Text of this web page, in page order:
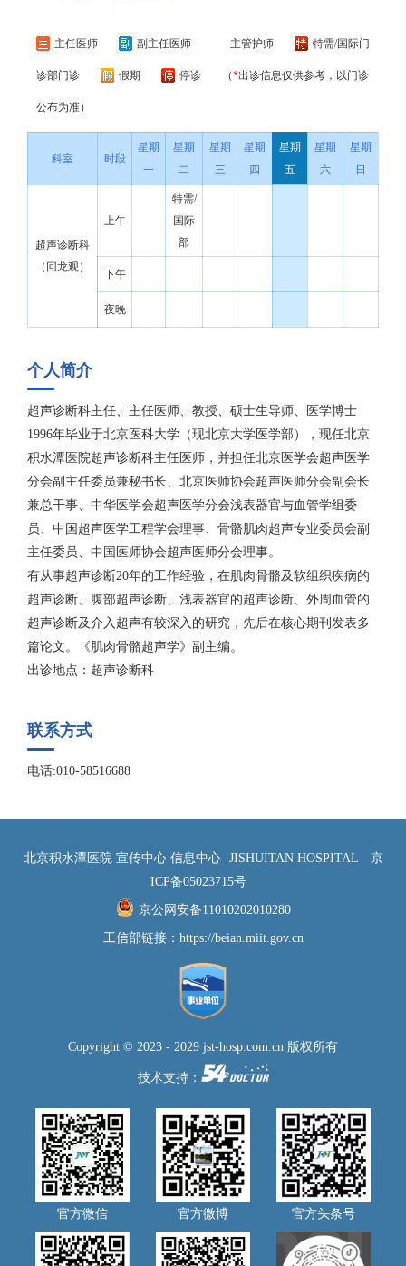
主任医师 副主任医师 主管护师 特需/国际门
诊部门诊 假期 停诊 （*出诊信息仅供参考，以门诊
公布为准）
科室 时段
星期
一
星期
二
星期
三
星期
四
星期
五
星期
六
星期
日
超声诊断科
（回龙观）
上午
特需/
国际
部
下午
夜晚
个人简介
超声诊断科主任、主任医师、教授、硕士生导师、医学博士
1996年毕业于北京医科大学（现北京大学医学部），现任北京
积水潭医院超声诊断科主任医师，并担任北京医学会超声医学
分会副主任委员兼秘书长、北京医师协会超声医师分会副会长
兼总干事、中华医学会超声医学分会浅表器官与血管学组委
员、中国超声医学工程学会理事、骨骼肌肉超声专业委员会副
主任委员、中国医师协会超声医师分会理事。
有从事超声诊断20年的工作经验，在肌肉骨骼及软组织疾病的
超声诊断、腹部超声诊断、浅表器官的超声诊断、外周血管的
超声诊断及介入超声有较深入的研究，先后在核心期刊发表多
篇论文。《肌肉骨骼超声学》副主编。
出诊地点：超声诊断科
联系方式
电话:010-58516688
北京积水潭医院 宣传中心 信息中心 -JISHUITAN HOSPITAL
京
ICP备05023715号
京公网安备11010202010280
工信部链接： https://beian.miit.gov.cn
Copyright © 2023 - 2029 jst-hosp.com.cn 版权所有
技术支持：
官方微信 官方微博 官方头条号